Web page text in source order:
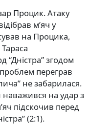
Процик. Атаку
м’яч у
на Процика,
згодом
переграв
не забарилася.
на удар з
підскочив перед
(2:1).